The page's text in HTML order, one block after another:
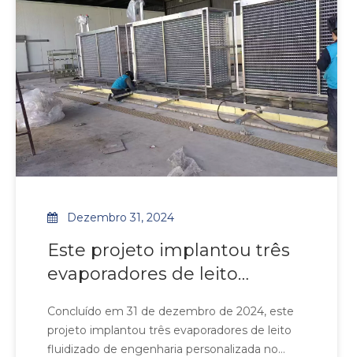
Dezembro 31, 2024
Este projeto implantou três
evaporadores de leito
exigente ambiente industrial
de Yunnan.
Concluído em 31 de dezembro de 2024, este
projeto implantou três evaporadores de leito
fluidizado de engenharia personalizada no